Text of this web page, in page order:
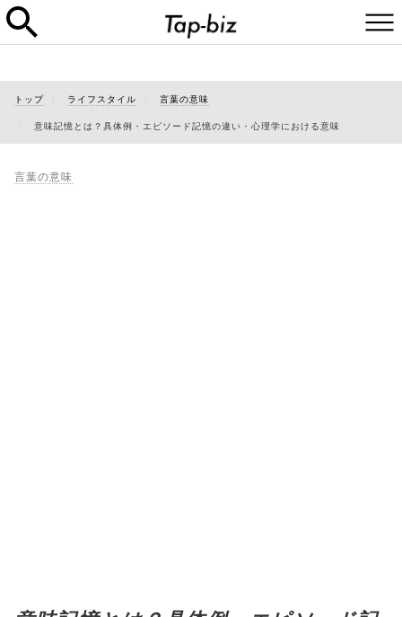
トップ ライフスタイル 言葉の意味
意味記憶とは？具体例・エピソード記憶の違い・心理学における意味
言葉の意味